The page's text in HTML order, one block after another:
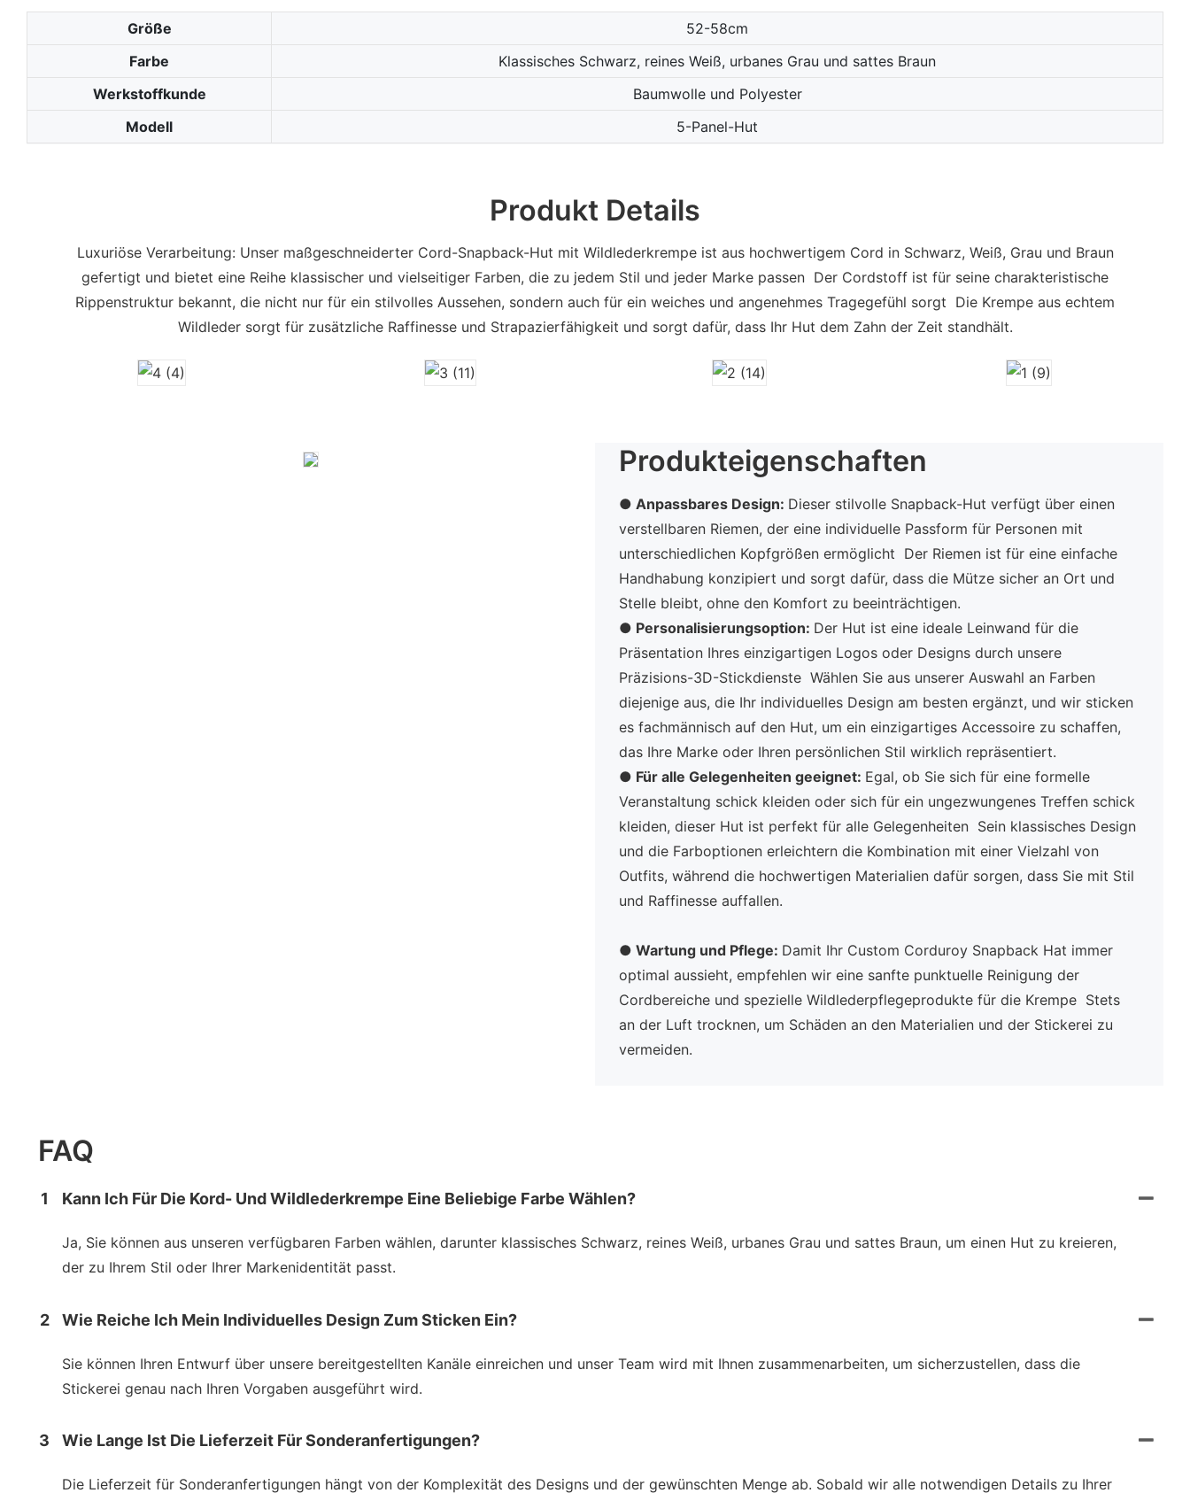
Größe
52-58cm
Farbe
Klassisches Schwarz, reines Weiß, urbanes Grau und sattes Braun
Werkstoffkunde
Baumwolle und Polyester
Modell
5-Panel-Hut
Produkt Details
Luxuriöse Verarbeitung: Unser maßgeschneiderter Cord-Snapback-Hut mit Wildlederkrempe ist aus hochwertigem Cord in Schwarz, Weiß, Grau und Braun
gefertigt und bietet eine Reihe klassischer und vielseitiger Farben, die zu jedem Stil und jeder Marke passen Der Cordstoff ist für seine charakteristische
Rippenstruktur bekannt, die nicht nur für ein stilvolles Aussehen, sondern auch für ein weiches und angenehmes Tragegefühl sorgt Die Krempe aus echtem
Wildleder sorgt für zusätzliche Raffinesse und Strapazierfähigkeit und sorgt dafür, dass Ihr Hut dem Zahn der Zeit standhält.
Produkteigenschaften
● Anpassbares Design: Dieser stilvolle Snapback-Hut verfügt über einen
verstellbaren Riemen, der eine individuelle Passform für Personen mit
unterschiedlichen Kopfgrößen ermöglicht Der Riemen ist für eine einfache
Handhabung konzipiert und sorgt dafür, dass die Mütze sicher an Ort und
Stelle bleibt, ohne den Komfort zu beeinträchtigen.
● Personalisierungsoption: Der Hut ist eine ideale Leinwand für die
Präsentation Ihres einzigartigen Logos oder Designs durch unsere
Präzisions-3D-Stickdienste Wählen Sie aus unserer Auswahl an Farben
diejenige aus, die Ihr individuelles Design am besten ergänzt, und wir sticken
es fachmännisch auf den Hut, um ein einzigartiges Accessoire zu schaffen,
das Ihre Marke oder Ihren persönlichen Stil wirklich repräsentiert.
● Für alle Gelegenheiten geeignet: Egal, ob Sie sich für eine formelle
Veranstaltung schick kleiden oder sich für ein ungezwungenes Treffen schick
kleiden, dieser Hut ist perfekt für alle Gelegenheiten Sein klassisches Design
und die Farboptionen erleichtern die Kombination mit einer Vielzahl von
Outfits, während die hochwertigen Materialien dafür sorgen, dass Sie mit Stil
und Raffinesse auffallen.
● Wartung und Pflege: Damit Ihr Custom Corduroy Snapback Hat immer
optimal aussieht, empfehlen wir eine sanfte punktuelle Reinigung der
Cordbereiche und spezielle Wildlederpflegeprodukte für die Krempe Stets
an der Luft trocknen, um Schäden an den Materialien und der Stickerei zu
vermeiden.
FAQ
1 Kann Ich Für Die Kord- Und Wildlederkrempe Eine Beliebige Farbe Wählen?
Ja, Sie können aus unseren verfügbaren Farben wählen, darunter klassisches Schwarz, reines Weiß, urbanes Grau und sattes Braun, um einen Hut zu kreieren,
der zu Ihrem Stil oder Ihrer Markenidentität passt.
2 Wie Reiche Ich Mein Individuelles Design Zum Sticken Ein?
Sie können Ihren Entwurf über unsere bereitgestellten Kanäle einreichen und unser Team wird mit Ihnen zusammenarbeiten, um sicherzustellen, dass die
Stickerei genau nach Ihren Vorgaben ausgeführt wird.
3 Wie Lange Ist Die Lieferzeit Für Sonderanfertigungen?
Die Lieferzeit für Sonderanfertigungen hängt von der Komplexität des Designs und der gewünschten Menge ab. Sobald wir alle notwendigen Details zu Ihrer